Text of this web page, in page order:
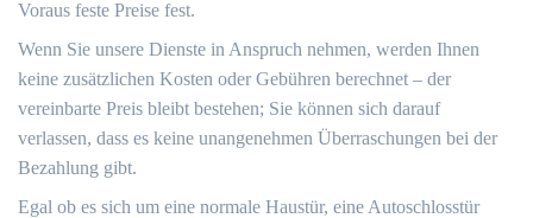
Voraus feste Preise fest.​
Wenn Sie unsere Dienste in Anspruch nehmen, werden Ihnen
keine zusätzlichen Kosten oder Gebühren berechnet – der
vereinbarte Preis bleibt bestehen; Sie können sich darauf
verlassen, dass es keine unangenehmen Überraschungen bei der
Bezahlung gibt.​
Egal ob es sich um eine normale Haustür, eine Autoschlosstür